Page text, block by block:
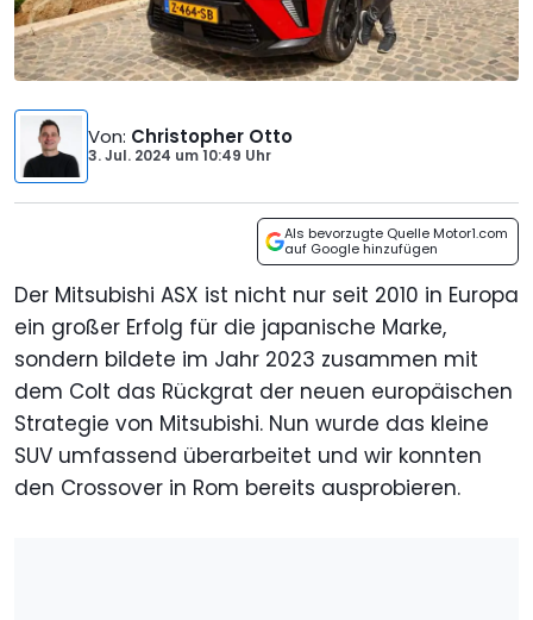
Von: Christopher Otto
3. Jul. 2024 um10:49 Uhr
Als bevorzugte Quelle Motor1.com
auf Google hinzufügen
Der Mitsubishi ASX ist nicht nur seit 2010 in Europa
ein großer Erfolg für die japanische Marke,
sondern bildete im Jahr 2023 zusammen mit
dem Colt das Rückgrat der neuen europäischen
Strategie von Mitsubishi. Nun wurde das kleine
SUV umfassend überarbeitet und wir konnten
den Crossover in Rom bereits ausprobieren.